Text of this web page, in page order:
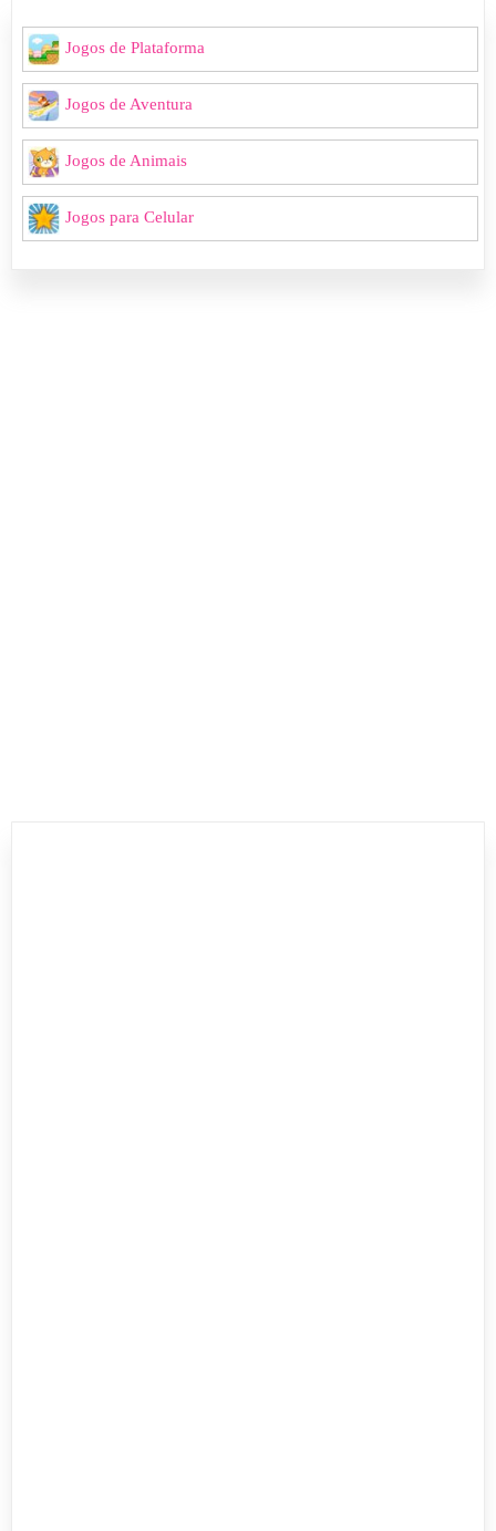
Jogos de Plataforma
Jogos de Aventura
Jogos de Animais
Jogos para Celular